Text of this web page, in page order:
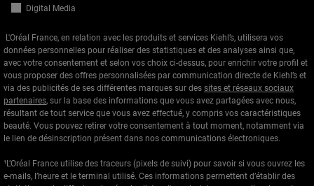
Digital Media
L'Oréal France, en relation avec les produits et services Kiehl’s, utilisera vos
données personnelles pour réaliser des statistiques et des analyses ainsi que,
avec votre consentement et selon vos choix ci-dessus, pour enrichir votre profil et
vous proposer des offres personnalisées par communication directe de Kiehl’s et
via des publicités de ses différentes marques sur des sites et réseaux sociaux
partenaires, sur la base des informations que vous avez partagées avec nous,
résultant de tout service que vous avez effectué, y compris vos caractéristiques
beauté. Vous pouvez retirer votre consentement à tout moment, notamment via
le lien de désinscription présent dans nos communications électroniques.
¹L’Oréal France utilise des traceurs (pixels de suivi) pour savoir si vous ouvrez les
e-mails, l’heure et le terminal utilisé. Ces informations permettent d’établir des